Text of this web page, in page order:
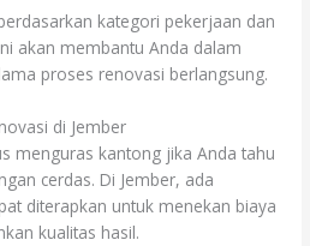
kategori pekerjaan dan
akan membantu Anda dalam
proses renovasi berlangsung.
di Jember
menguras kantong jika Anda tahu
cerdas. Di Jember, ada
diterapkan untuk menekan biaya
kualitas hasil.